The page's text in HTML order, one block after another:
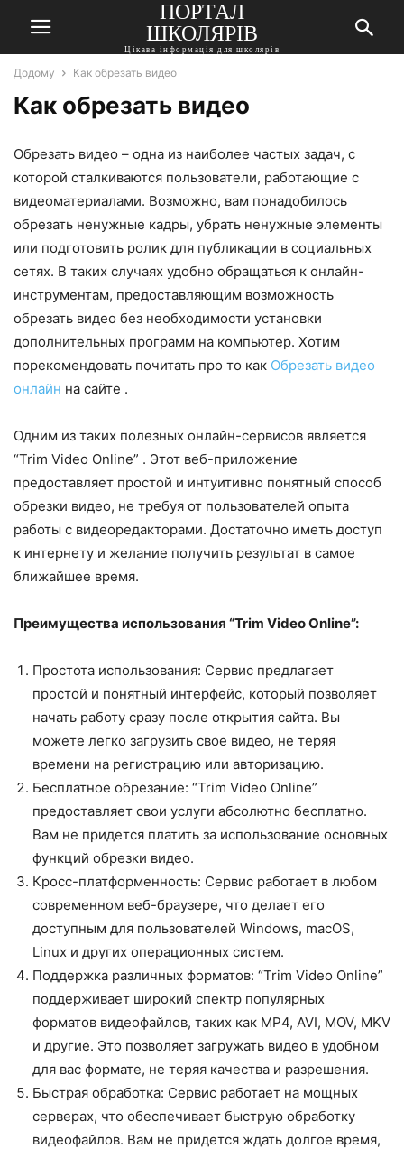
ПОРТАЛ
ШКОЛЯРІВ
Цікава інформація для школярів
Додому Как обрезать видео
Как обрезать видео
Обрезать видео – одна из наиболее частых задач, с
которой сталкиваются пользователи, работающие с
видеоматериалами. Возможно, вам понадобилось
обрезать ненужные кадры, убрать ненужные элементы
или подготовить ролик для публикации в социальных
сетях. В таких случаях удобно обращаться к онлайн-
инструментам, предоставляющим возможность
обрезать видео без необходимости установки
дополнительных программ на компьютер. Хотим
порекомендовать почитать про то как Обрезать видео
онлайн на сайте .
Одним из таких полезных онлайн-сервисов является
“Trim Video Online” . Этот веб-приложение
предоставляет простой и интуитивно понятный способ
обрезки видео, не требуя от пользователей опыта
работы с видеоредакторами. Достаточно иметь доступ
к интернету и желание получить результат в самое
ближайшее время.
Преимущества использования “Trim Video Online”:
Простота использования: Сервис предлагает
простой и понятный интерфейс, который позволяет
начать работу сразу после открытия сайта. Вы
можете легко загрузить свое видео, не теряя
времени на регистрацию или авторизацию.
Бесплатное обрезание: “Trim Video Online”
предоставляет свои услуги абсолютно бесплатно.
Вам не придется платить за использование основных
функций обрезки видео.
Кросс-платформенность: Сервис работает в любом
современном веб-браузере, что делает его
доступным для пользователей Windows, macOS,
Linux и других операционных систем.
Поддержка различных форматов: “Trim Video Online”
поддерживает широкий спектр популярных
форматов видеофайлов, таких как MP4, AVI, MOV, MKV
и другие. Это позволяет загружать видео в удобном
для вас формате, не теряя качества и разрешения.
Быстрая обработка: Сервис работает на мощных
серверах, что обеспечивает быструю обработку
видеофайлов. Вам не придется ждать долгое время,